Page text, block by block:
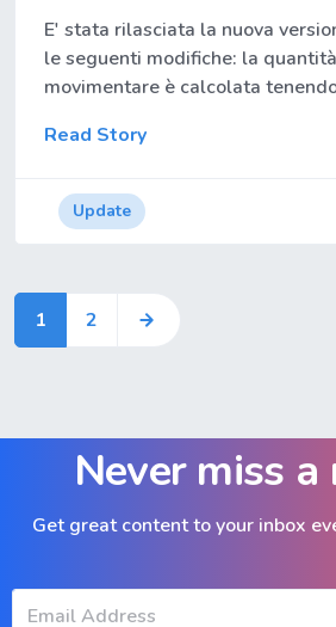
E' stata rilasciata la nuova
le seguenti modifiche: la
movimentare è calcolata
Read Story
Update
1 2
Never miss
Get great content to your inbox